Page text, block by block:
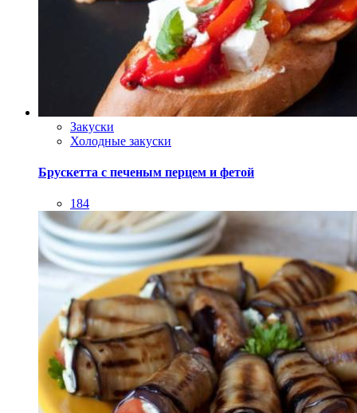
Закуски
Холодные закуски
Брускетта с печеным перцем и фетой
184